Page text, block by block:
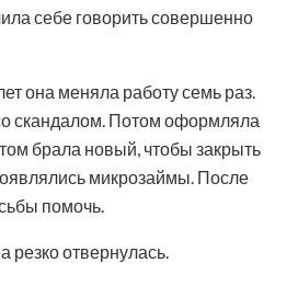
себе говорить совершенно
она меняла работу семь раз.
скандалом. Потом оформляла
брала новый, чтобы закрыть
микрозаймы. После
помочь.
резко отвернулась.